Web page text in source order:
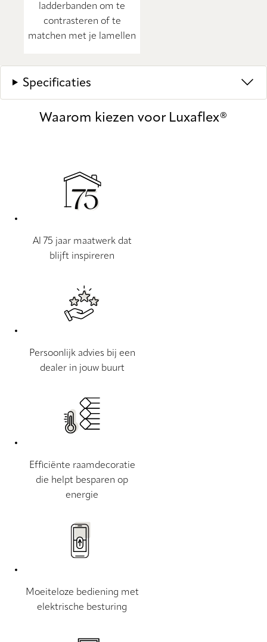
ladderbanden om te
contrasteren of te
matchen met je lamellen
Specificaties
Waarom kiezen voor Luxaflex®
Al 75 jaar maatwerk dat
blijft inspireren
Persoonlijk advies bij een
dealer in jouw buurt
Efficiënte raamdecoratie
die helpt besparen op
energie
Moeiteloze bediening met
elektrische besturing